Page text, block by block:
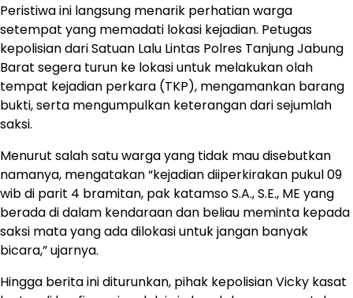
Peristiwa ini langsung menarik perhatian warga
setempat yang memadati lokasi kejadian. Petugas
kepolisian dari Satuan Lalu Lintas Polres Tanjung Jabung
Barat segera turun ke lokasi untuk melakukan olah
tempat kejadian perkara (TKP), mengamankan barang
bukti, serta mengumpulkan keterangan dari sejumlah
saksi.
Menurut salah satu warga yang tidak mau disebutkan
namanya, mengatakan “kejadian diiperkirakan pukul 09
wib di parit 4 bramitan, pak katamso S.A., S.E., ME yang
berada di dalam kendaraan dan beliau meminta kepada
saksi mata yang ada dilokasi untuk jangan banyak
bicara,” ujarnya.
Hingga berita ini diturunkan, pihak kepolisian Vicky kasat